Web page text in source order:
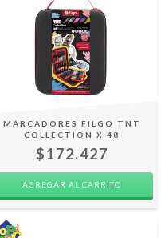
MARCADORES FILGO TNT
COLLECTION X 48
$172.427